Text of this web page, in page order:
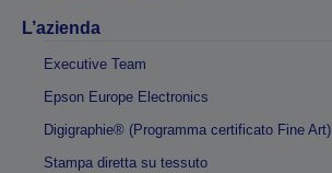
L’azienda
Executive Team
Epson Europe Electronics
Digigraphie® (Programma certificato Fine Art)
Stampa diretta su tessuto